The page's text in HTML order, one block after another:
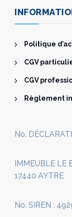
Politique
CGV
CGV
Règlement
No.
IMMEUBLE LE
17440 AYTRE
No. SIREN :